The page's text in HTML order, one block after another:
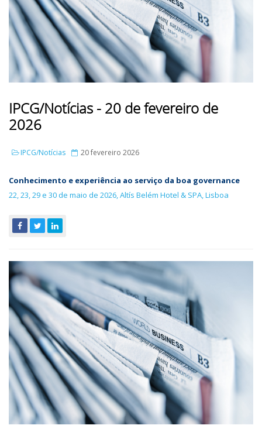
IPCG/Notícias - 20 de fevereiro de
2026
IPCG/Notícias 20 fevereiro 2026
Conhecimento e experiência ao serviço da boa governance
22, 23, 29 e 30 de maio de 2026, Altís Belém Hotel & SPA, Lisboa